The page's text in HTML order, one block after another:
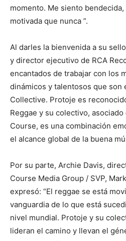
momento. Me siento bendecida,
motivada que nunca ”.
Al darles la bienvenida a su
y director ejecutivo de RCA
encantados de trabajar con los
dinámicos y talentosos que son
Collective. Protoje es
Reggae y su colectivo,
Course, es una combinación
el alcance global de la buena
Por su parte, Archie Davis,
Course Media Group / SVP,
expresó: “El reggae se está
vanguardia de lo que está
nivel mundial. Protoje y su
lideran el camino y llevan el